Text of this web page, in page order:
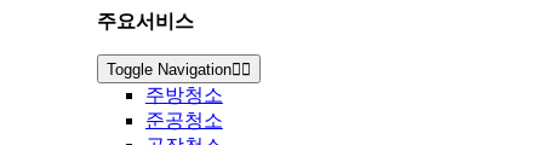
주요서비스
Toggle Navigation
주방청소
준공청소